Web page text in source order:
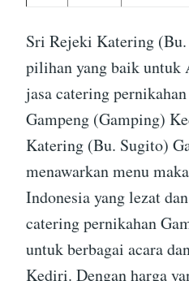
Sri Rejeki Katering
pilihan yang baik untuk
jasa catering
Gampeng (Gamping)
Katering (Bu. Sugito)
menawarkan menu
Indonesia yang lezat
catering pernikahan
untuk berbagai acara
Kediri. Dengan harga